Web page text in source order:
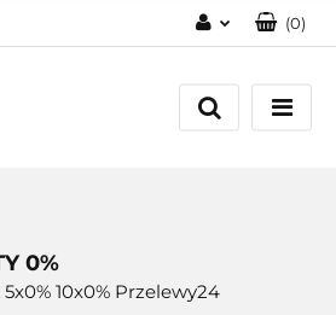
Zaloguj się
Zarejestruj się
(0)
0%
5x0% 10x0% Przelewy24